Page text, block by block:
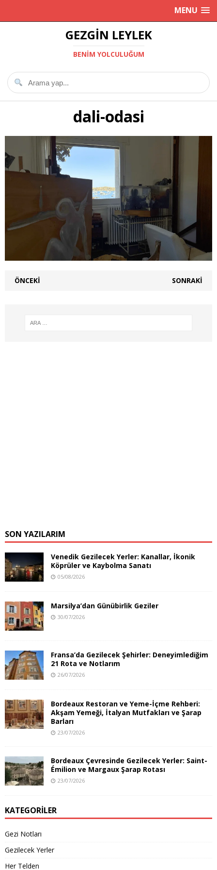
MENU
GEZGIN LEYLEK
BENIM YOLCULUĞUM
dali-odasi
ÖNCEKI SONRAKI
SON YAZILARIM
Venedik Gezilecek Yerler: Kanallar, İkonik
Köprüler ve Kaybolma Sanatı
05/08/2026
Marsilya’dan Günübirlik Geziler
30/07/2026
Fransa’da Gezilecek Şehirler: Deneyimlediğim
21 Rota ve Notlarım
26/07/2026
Bordeaux Restoran ve Yeme-İçme Rehberi:
Akşam Yemeği, İtalyan Mutfakları ve Şarap
Barları
23/07/2026
Bordeaux Çevresinde Gezilecek Yerler: Saint-
Émilion ve Margaux Şarap Rotası
23/07/2026
KATEGORILER
Gezi Notları
Gezilecek Yerler
Her Telden